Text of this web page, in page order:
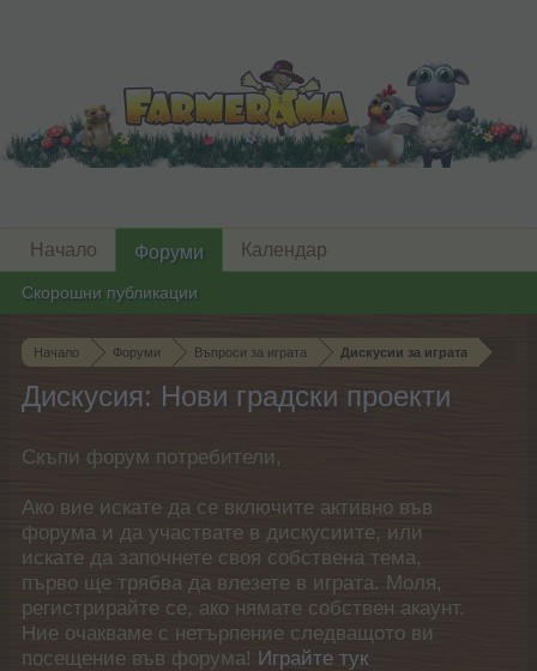
Начало Форуми Въпроси за играта Дискусии за играта
Дискусия: Нови градски проекти
Скъпи форум потребители,
Ако вие искате да се включите активно във
форума и да участвате в дискусиите, или
искате да започнете своя собствена тема,
първо ще трябва да влезете в играта. Моля,
регистрирайте се, ако нямате собствен акаунт.
Ние очакваме с нетърпение следващото ви
посещение във форума! Играйте тук
Начало Форуми
Скорошни публикации
Календар